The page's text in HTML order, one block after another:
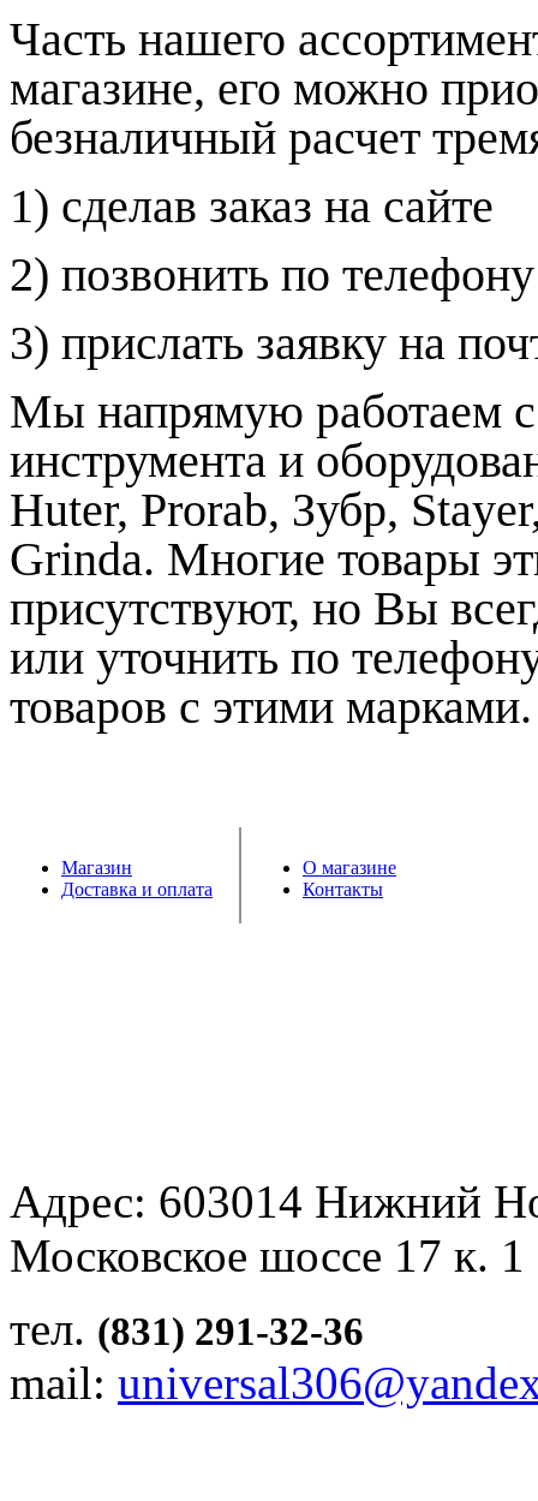
Часть нашего
магазине, его можно
безналичный расчет
1) сделав заказ на сайте
2) позвонить по телефону
3) прислать заявку на
Мы напрямую работаем
инструмента и
Huter, Prorab, Зубр,
Grinda. Многие товары
присутствуют, но Вы
или уточнить по
товаров с этими марками.
Магазин
Доставка и оплата
О магазине
Контакты
Адрес: 603014 Нижний
Московское шоссе 17 к.
тел. (831) 291-32-36
mail: